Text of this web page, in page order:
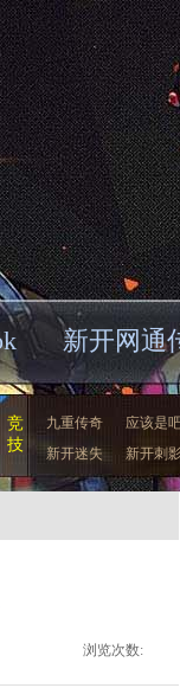
新开网通
竞
技
九重传奇 应该是
新开迷失
新开刺
浏览次数: